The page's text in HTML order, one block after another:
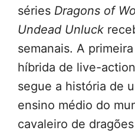
séries Dragons of
Undead Unluck
semanais. A
híbrida de live-
segue a história de
ensino médio do
cavaleiro de